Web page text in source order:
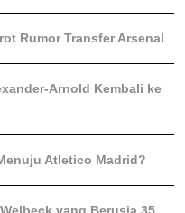
Rumor Transfer Arsenal
Arnold Kembali ke
Atletico Madrid?